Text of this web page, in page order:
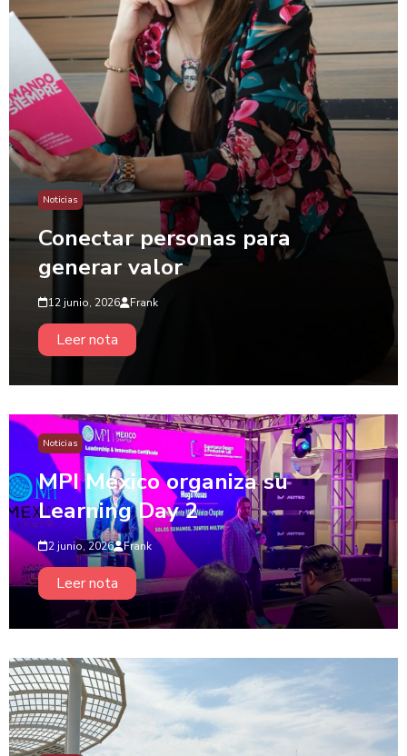
Noticias
Conectar personas para
generar valor
12 junio, 2026 Frank
Leer nota
Noticias
MPI México organiza su
Learning Day 2
2 junio, 2026 Frank
Leer nota